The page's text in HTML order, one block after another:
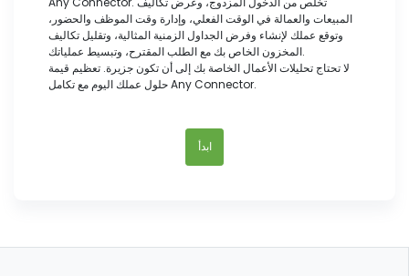
المبيعات والعمالة في الوقت الفعلي، وإدارة وقت الموظف والحضور،
وتوقع عملك لإنشاء وفرض الجداول الزمنية المثالية، وتقليل تكاليف
المخزون الخاص بك مع الطلب المقترح، وتبسيط عملياتك.
لا تحتاج تحليلات الأعمال الخاصة بك إلى أن تكون جزيرة. تعظيم قيمة
حلول عملك اليوم مع تكامل Any Connector.
ابدأ